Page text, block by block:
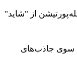
از "شاید"
سوی جاذب‌های